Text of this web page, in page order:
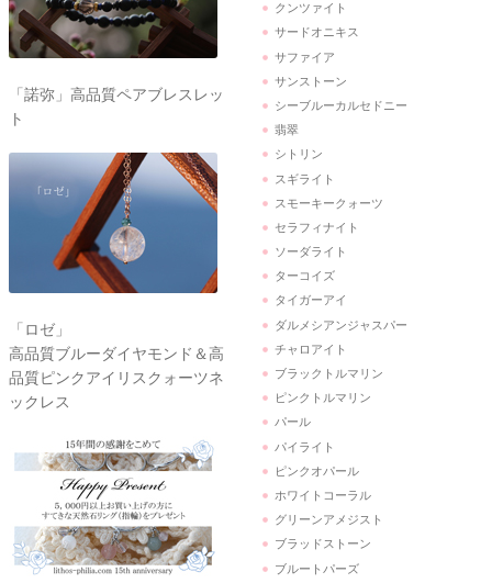
「諾弥」高品質ペアブレスレッ
ト
「ロゼ」
高品質ブルーダイヤモンド＆高
品質ピンクアイリスクォーツネ
ックレス
クンツァイト
サードオニキス
サファイア
サンストーン
シーブルーカルセドニー
翡翠
シトリン
スギライト
スモーキークォーツ
セラフィナイト
ソーダライト
ターコイズ
タイガーアイ
ダルメシアンジャスパー
チャロアイト
ブラックトルマリン
ピンクトルマリン
パール
パイライト
ピンクオパール
ホワイトコーラル
グリーンアメジスト
ブラッドストーン
ブルートパーズ